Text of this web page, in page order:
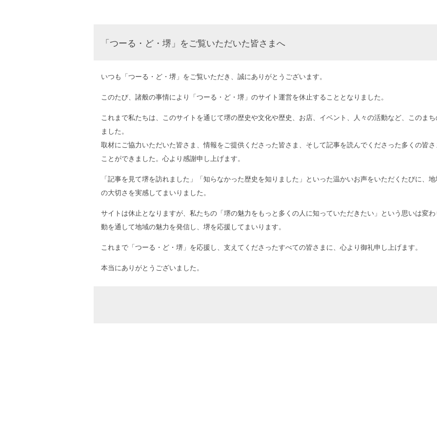
「つーる・ど・堺」をご覧いただいた皆さまへ
いつも「つーる・ど・堺」をご覧いただき、誠にありがとうございます。
このたび、諸般の事情により「つーる・ど・堺」のサイト運営を休止することとなりました。
これまで私たちは、このサイトを通じて堺の歴史や文化や歴史、お店、イベント、人々の活動など、このま
ました。
取材にご協力いただいた皆さま、情報をご提供くださった皆さま、そして記事を読んでくださった多くの皆
ことができました。心より感謝申し上げます。
「記事を見て堺を訪れました」「知らなかった歴史を知りました」といった温かいお声をいただくたびに、
の大切さを実感してまいりました。
サイトは休止となりますが、私たちの「堺の魅力をもっと多くの人に知っていただきたい」という思いは変
動を通して地域の魅力を発信し、堺を応援してまいります。
これまで「つーる・ど・堺」を応援し、支えてくださったすべての皆さまに、心より御礼申し上げます。
本当にありがとうございました。